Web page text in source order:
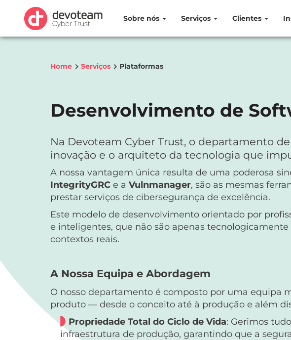
Sobre nós Serviços Clientes
Home Serviços Plataformas
Desenvolvimento de
Na Devoteam Cyber Trust, o departamento
inovação e o arquiteto da tecnologia que
A nossa vantagem única resulta de uma poderosa
IntegrityGRC e a Vulnmanager, são as mesmas
prestar serviços de cibersegurança de excelência.
Este modelo de desenvolvimento orientado por
e inteligentes, que não são apenas
contextos reais.
A Nossa Equipa e Abordagem
O nosso departamento é composto por uma equipa
produto — desde o conceito até à produção e além
Propriedade Total do Ciclo de Vida: Gerimos
infraestrutura de produção, garantindo que a